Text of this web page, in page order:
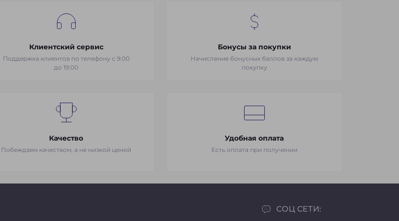
Клиентский сервис
Поддержка клиентов по телефону с 9:00
до 19:00
Бонусы за покупки
Начисление бонусных баллов за каждую
покупку
Качество
Побеждаем качеством, а не низкой ценой
Удобная оплата
Есть оплата при получении
СОЦ СЕТИ: